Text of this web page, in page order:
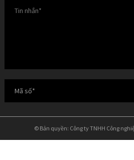
© Bản quyền: Công ty TNHH Công